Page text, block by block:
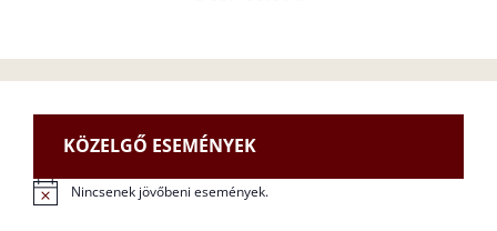
KÖZELGŐ ESEMÉNYEK
N
Nincsenek jövőbeni események.